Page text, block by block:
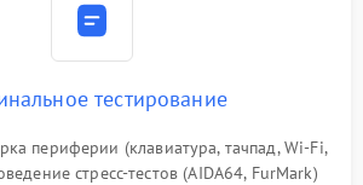
тестирование
периферии (клавиатура, тачпад, Wi-Fi,
стресс-тестов (AIDA64, FurMark)